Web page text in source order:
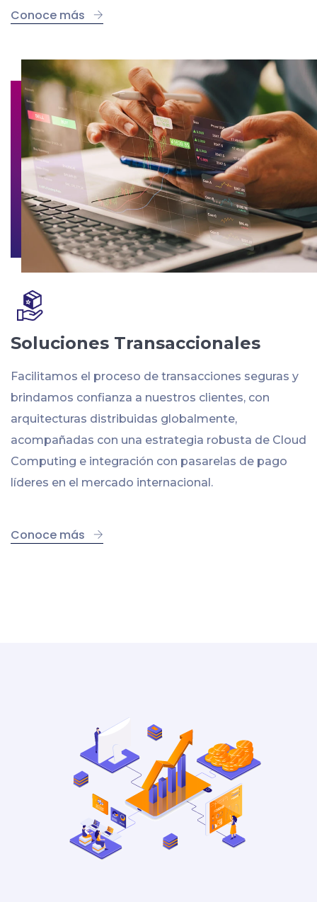
Conoce más
Soluciones Transaccionales
Facilitamos el proceso de transacciones seguras y
brindamos confianza a nuestros clientes, con
arquitecturas distribuidas globalmente,
acompañadas con una estrategia robusta de Cloud
Computing e integración con pasarelas de pago
líderes en el mercado internacional.
Conoce más